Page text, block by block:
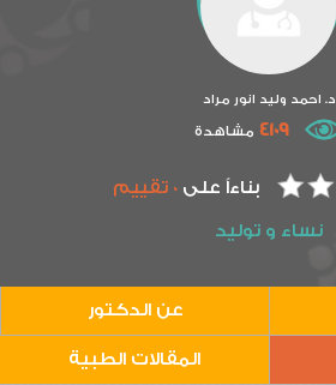
د. احمد وليد انور مراد
4109 مشاهدة
بناءاً على0 تقييم
نساء و توليد
عن الدكتور
المقالات الطبية